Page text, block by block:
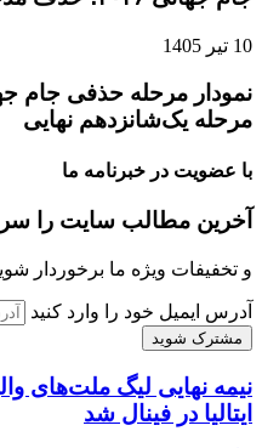
10 تیر 1405
مرحله یک‌شانزدهم نهایی
با عضویت در خبرنامه ما
آخرین مطالب سایت را
و تخفیفات ویژه ما برخوردار
آدرس ایمیل خود را وارد کنید
ایتالیا در فینال شد